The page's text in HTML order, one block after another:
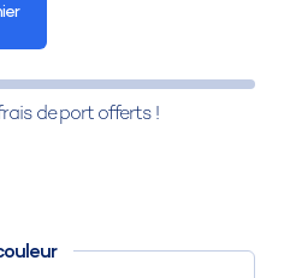
de port offerts !